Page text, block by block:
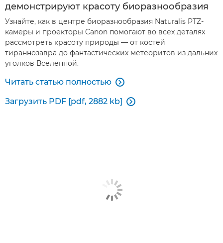
демонстрируют красоту биоразнообразия
Узнайте, как в центре биоразнообразия Naturalis PTZ-
камеры и проекторы Canon помогают во всех деталях
рассмотреть красоту природы — от костей
тираннозавра до фантастических метеоритов из дальних
уголков Вселенной.
Читать статью полностью 
Загрузить PDF [pdf, 2882 kb] 